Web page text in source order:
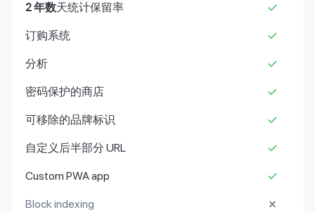
2 年数天统计保留率
订购系统
分析
密码保护的商店
可移除的品牌标识
自定义后半部分 URL
Custom PWA app
Block indexing